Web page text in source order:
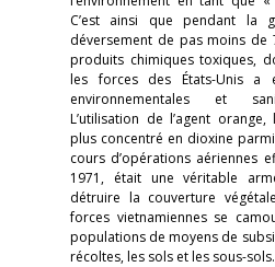
C’est ainsi que pendant la
déversement de pas moins
produits chimiques toxiques,
les forces des États-Unis a
environnementales et
L’utilisation de l’agent
plus concentré en dioxine
cours d’opérations aériennes
1971, était une véritable
détruire la couverture
forces vietnamiennes se
populations de moyens de
récoltes, les sols et les sous-sols.